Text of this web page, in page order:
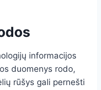
informacijos
duomenys rodo,
rūšys gali pernešti